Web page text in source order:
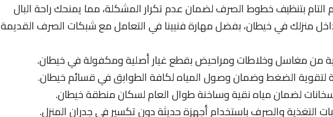
التام بتنظيف خطوط الصرف لضمان عدم تكرار المشكلة، مما يمنحك راحة البال
منزلك في خيطان، بفضل مهارة فنيينا في التعامل مع شبكات الصرف القديمة
من مغاسل وخلاطات ومراحيض بقطع غيار أصلية ومكفولة في خيطان.
لتقوية الضغط وضمان وصول المياه لكافة الطوابق في قسائم خيطان.
لضمان مياه نقية وساخنة طوال العام لسكان منطقة خيطان.
التغذية والصرف باستخدام أجهزة حديثة دون تكسير في جدران المنزل.